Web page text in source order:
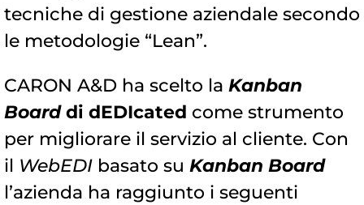
tecniche di gestione aziendale secondo
le metodologie “Lean”.
CARON A&D ha scelto la Kanban
Boarddi dEDIcated come strumento
per migliorare il servizio al cliente. Con
il WebEDI basato su Kanban Board
l’azienda ha raggiunto i seguenti